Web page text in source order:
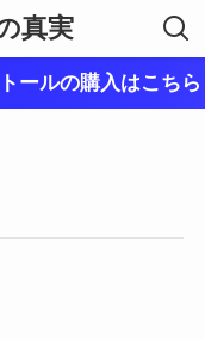
真実
ルの購入はこちら！